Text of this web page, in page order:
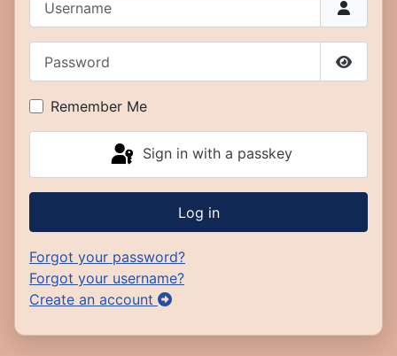
Show
Remember Me
Sign in with a passkey
Log in
Forgot your password?
Forgot your username?
Create an account